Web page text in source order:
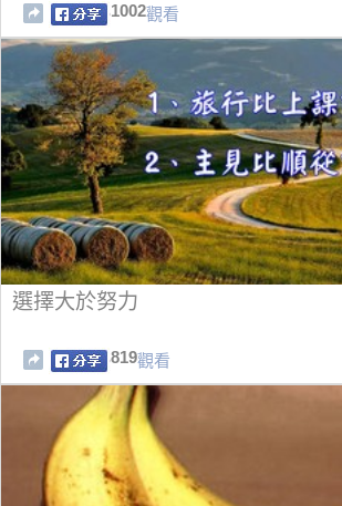
1002觀看
選擇大於努力
819觀看